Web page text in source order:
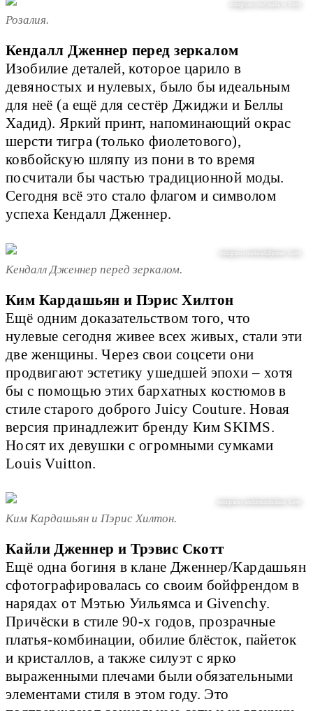
instagram.com/rosalia.vt, Getty
Розалия.
Кендалл Дженнер перед зеркалом
Изобилие деталей, которое царило в
девяностых и нулевых, было бы идеальным
для неё (а ещё для сестёр Джиджи и Беллы
Хадид). Яркий принт, напоминающий окрас
шерсти тигра (только фиолетового),
ковбойскую шляпу из пони в то время
посчитали бы частью традиционной моды.
Сегодня всё это стало флагом и символом
успеха Кендалл Дженнер.
instagram.com/kendalljenner, Getty
Кендалл Дженнер перед зеркалом.
Ким Кардашьян и Пэрис Хилтон
Ещё одним доказательством того, что
нулевые сегодня живее всех живых, стали эти
две женщины. Через свои соцсети они
продвигают эстетику ушедшей эпохи – хотя
бы с помощью этих бархатных костюмов в
стиле старого доброго Juicy Couture. Новая
версия принадлежит бренду Ким SKIMS.
Носят их девушки с огромными сумками
Louis Vuitton.
instagram.com/kimkardashian, Getty
Ким Кардашьян и Пэрис Хилтон.
Кайли Дженнер и Трэвис Скотт
Ещё одна богиня в клане Дженнер/Кардашьян
сфотографировалась со своим бойфрендом в
нарядах от Мэтью Уильямса и Givenchy.
Причёски в стиле 90-х годов, прозрачные
платья-комбинации, обилие блёсток, пайеток
и кристаллов, а также силуэт с ярко
выраженными плечами были обязательными
элементами стиля в этом году. Это